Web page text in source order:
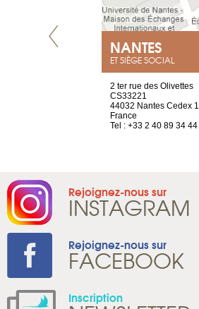
NANTES
ET SIÈGE SOCIAL
2 ter rue des Olivettes
CS33221
44032 Nantes Cedex 1
France
Tel : +33 2 40 89 34 44
Rejoignez-nous sur
INSTAGRAM
Rejoignez-nous sur
FACEBOOK
Inscription